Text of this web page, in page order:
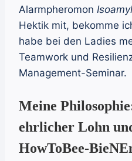
Alarmpheromon
Hektik mit, bekomme
habe bei den Ladies
Teamwork und
Management-Seminar.
Meine
ehrlicher Lohn
HowToBee-